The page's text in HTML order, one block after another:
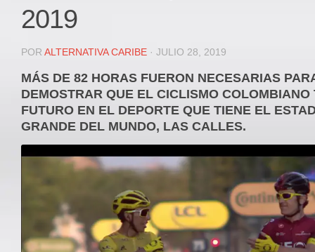
JUDICIAL
DEPARTAMENTAL
Internacional
OPINIÓN
facebook
Instagram
2019
POR ALTERNATIVA CARIBE · JULIO 28, 2019
MÁS DE 82 HORAS FUERON NECESARIAS
DEMOSTRAR QUE EL CICLISMO COLOMBIANO
FUTURO EN EL DEPORTE QUE TIENE EL
GRANDE DEL MUNDO, LAS CALLES.